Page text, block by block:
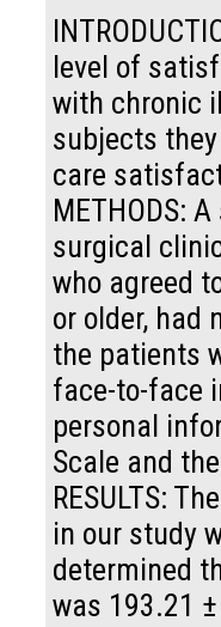
level of
with chronic
subjects
care
METHODS:
surgical
who agreed
or older, had
the patients
face-to-face
personal
Scale and
RESULTS:
in our study
determined
was 193.21